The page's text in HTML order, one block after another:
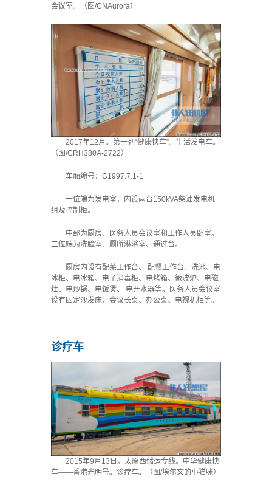
会议室。（图/CNAurora）
2017年12月。第一列“健康快车”。生活发电车。
（图/CRH380A-2722）
车厢编号：G1997.7.1-1
一位端为发电室，内设两台150kVA柴油发电机
组及控制柜。
中部为厨房、医务人员会议室和工作人员卧室。
二位端为洗脸室、厕所淋浴室、通过台。
厨房内设有配菜工作台、 配餐工作台、洗池、电
冰柜、电冰箱、电子消毒柜、电烤箱、微波炉、电磁
灶、电炒锅、电饭煲、 电开水器等。医务人员会议室
设有固定沙发床、会议长桌、办公桌、电视机柜等。
诊疗车
2015年9月13日。太原西储运专线。中华健康快
车——香港光明号。诊疗车。（图/埃尔文的小猫咪）